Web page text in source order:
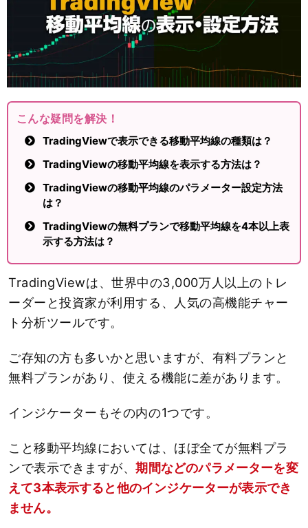
こんな疑問を解決！
TradingViewで表示できる移動平均線の種類は？
TradingViewの移動平均線を表示する方法は？
TradingViewの移動平均線のパラメーター設定方法
は？
TradingViewの無料プランで移動平均線を4本以上表
示する方法は？
TradingViewは、世界中の3,000万人以上のトレ
ーダーと投資家が利用する、人気の高機能チャー
ト分析ツールです。
ご存知の方も多いかと思いますが、有料プランと
無料プランがあり、使える機能に差があります。
インジケーターもその内の1つです。
こと移動平均線においては、ほぼ全てが無料プラ
ンで表示できますが、期間などのパラメーターを変
えて3本表示すると他のインジケーターが表示でき
ません。